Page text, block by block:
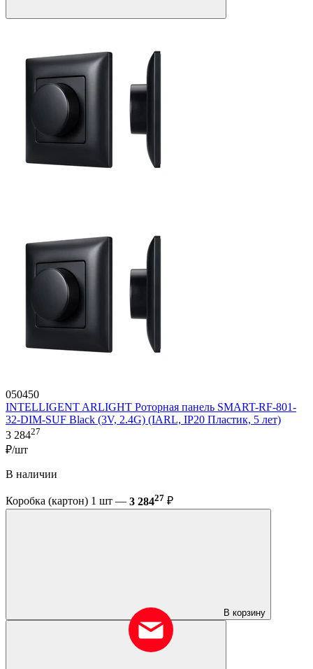
050450
INTELLIGENT ARLIGHT Роторная панель SMART-RF-801-
32-DIM-SUF Black (3V, 2.4G) (IARL, IP20 Пластик, 5 лет)
3 28427
₽/шт
В наличии
Коробка (картон) 1 шт — 3 28427 ₽
В корзину